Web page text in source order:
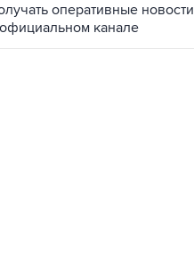
оперативные новости
канале